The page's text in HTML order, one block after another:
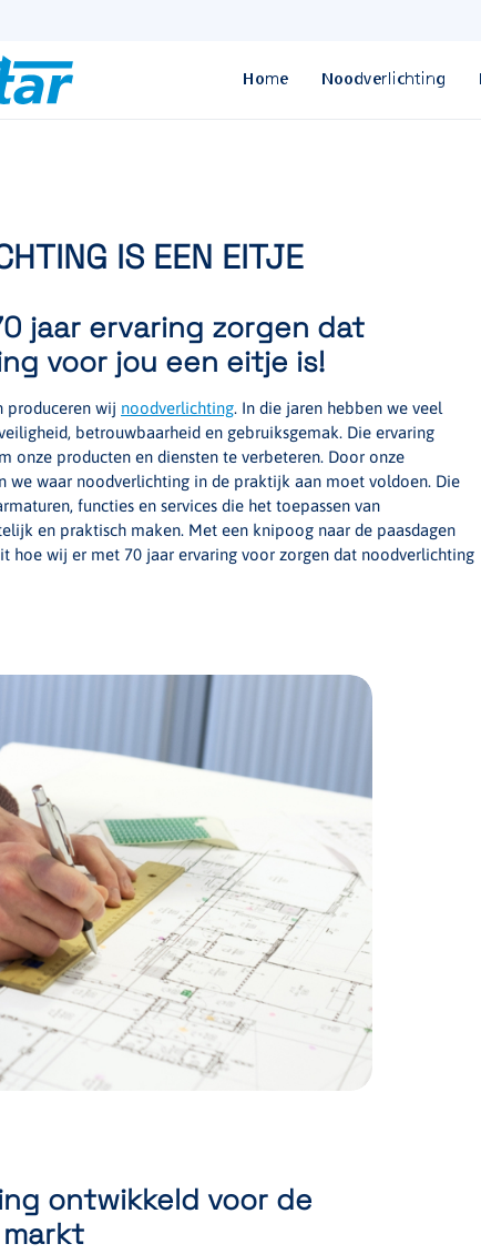
Home Noodverlichting
IS EEN EITJE
jaar ervaring zorgen dat
voor jou een eitje is!
produceren wij noodverlichting. In die jaren hebben we veel
betrouwbaarheid en gebruiksgemak. Die ervaring
onze producten en diensten te verbeteren. Door onze
we waar noodverlichting in de praktijk aan moet voldoen. Die
functies en services die het toepassen van
en praktisch maken. Met een knipoog naar de paasdagen
hoe wij er met 70 jaar ervaring voor zorgen dat noodverlichting
ontwikkeld voor de